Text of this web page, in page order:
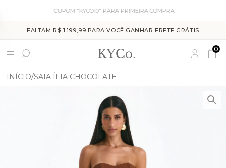
CUPOM "KYCO10" PARA PRIMEIRA COMPRA
FALTAM R$ 1.199,99 PARA VOCÊ GANHAR FRETE GRÁTIS
0
INÍCIO SAIA ÍLIA CHOCOLATE